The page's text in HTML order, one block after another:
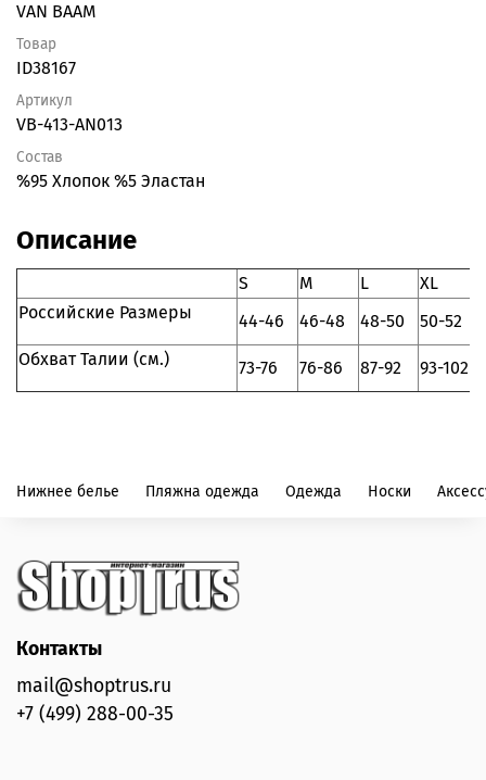
VAN BAAM
Товар
ID38167
Артикул
VB-413-AN013
Состав
%95 Хлопок %5 Эластан
Описание
S M L XL
Российские Размеры
44-46 46-48 48-50 50-52
Обхват Талии (см.)
73-76 76-86 87-92 93-102
Нижнее белье Пляжна одежда Одежда Носки
Контакты
mail@shoptrus.ru
+7 (499) 288-00-35